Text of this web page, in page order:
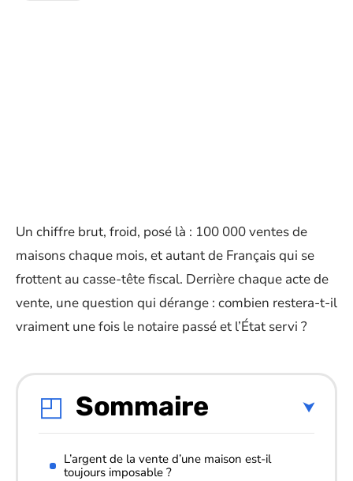
Un chiffre brut, froid, posé là : 100 000 ventes de
maisons chaque mois, et autant de Français qui se
frottent au casse-tête fiscal. Derrière chaque acte de
vente, une question qui dérange : combien restera-t-il
vraiment une fois le notaire passé et l’État servi ?
Sommaire
L’argent de la vente d’une maison est-il
toujours imposable ?